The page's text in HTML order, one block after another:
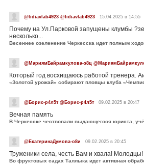
@lidiavlab4923 @lidiavlab4923 15.04.2025 в 14:55
Почему на Ул.Парковой запущены клумбы
несколько...
Весеннее озеленение Черкесска идет полным
@МариямБайрамкулова-э8ц
Который год восхищаюсь работой тренера.
«Золотой урожай» собирают пловцы клуба
@Борис-р4л5т @Борис-р4л5т 09.02.2025 в 20:47
Вечная память
@ЕкатеринаДумова-о8и 09.02.2025 в 20:45
Труженики села, честь Вам и хвала! Молодцы!
Во фруктовых садах Таллыка идет активная